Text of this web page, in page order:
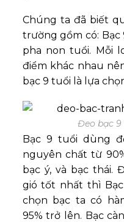
Chúng ta đã biết
trường gồm có: Bạc
pha non tuổi. Mỗi
điểm khác nhau
bạc 9 tuổi là lựa
Đeo bạc
Bạc 9 tuổi dùng
nguyên chất từ
bạc ý, và bạc thái.
gió tốt nhất thì
chọn bạc ta có
95% trở lên. Bạc